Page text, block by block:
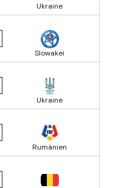
Ukraine
Slowakei
Ukraine
Rumänien